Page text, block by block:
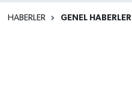
HABERLER GENEL HABERLER